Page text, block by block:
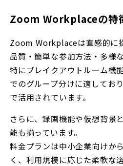
Zoom Workplaceの特
Zoom Workplaceは直感的に
品質・簡単な参加方法・多様
特にブレイクアウトルーム機
でのグループ分けに適してお
で活用されています。
さらに、録画機能や仮想背景
能も揃っています。
料金プランは中小企業向けか
く、利用規模に応じた柔軟な